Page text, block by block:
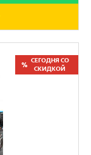
СЕГОДНЯ СО
СКИДКОЙ